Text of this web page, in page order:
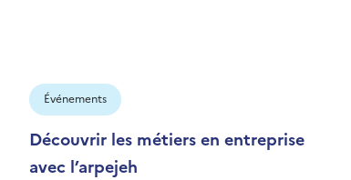
Événements
Découvrir les métiers en entreprise
avec l’arpejeh